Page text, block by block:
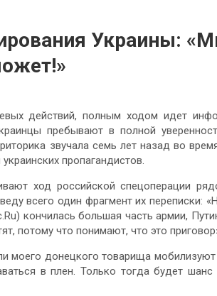
Украины:
действий, полным ходом идет
пребывают в полной
звучала семь лет назад во
пропагандистов.
ход российской спецоперации
всего один фрагмент их переписки:
кончилась большая часть армии,
потому что понимают, что это
моего донецкого товарища
в плен. Только тогда будет